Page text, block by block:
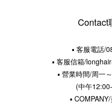
Contact
▪ 客服電話/
▪ 客服信箱/
▪ 營業時間/周一
(中午
▪